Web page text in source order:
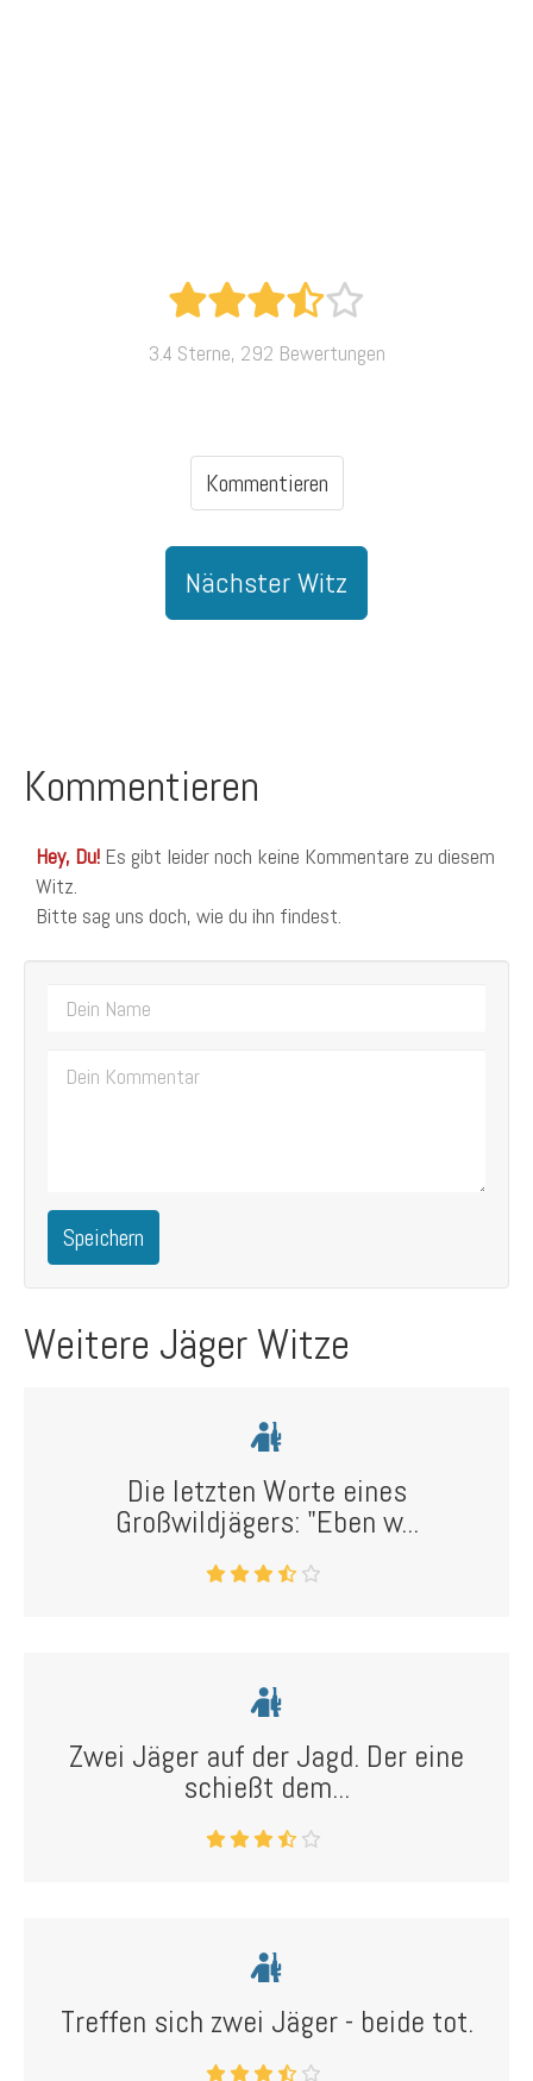
3.4 Sterne, 292 Bewertungen
Kommentieren
Nächster Witz
Kommentieren
Hey, Du! Es gibt leider noch keine Kommentare zu diesem
Witz.
Bitte sag uns doch, wie du ihn findest.
Speichern
Weitere Jäger Witze
Die letzten Worte eines
Großwildjägers: "Eben w...
Zwei Jäger auf der Jagd. Der eine
schießt dem...
Treffen sich zwei Jäger - beide tot.